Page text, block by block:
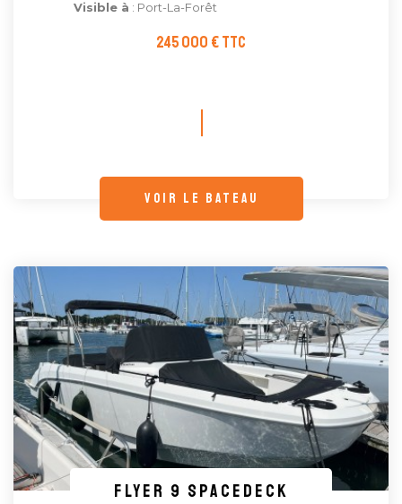
Visible à : Port-La-Forêt
245 000 € TTC
voir le bateau
FLYER 9 SPACEDECK